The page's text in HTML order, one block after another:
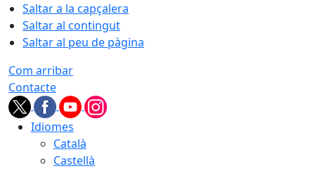
Saltar a la capçalera
Saltar al contingut
Saltar al peu de pàgina
Com arribar
Contacte
Idiomes
Català
Castellà